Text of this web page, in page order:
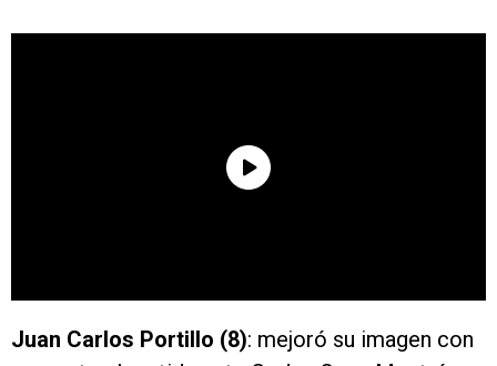
Juan Carlos Portillo (8): mejoró su imagen con